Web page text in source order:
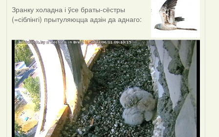
Зранку холадна і ўсе браты-сёстры
(=сіблінгі) прытуляюцца адзін да аднаго: